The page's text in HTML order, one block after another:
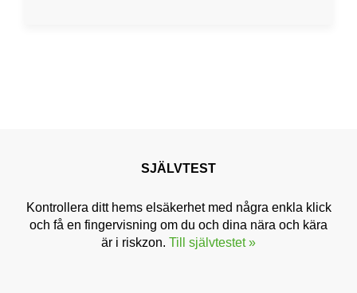
SJÄLVTEST
Kontrollera ditt hems elsäkerhet med några enkla klick
och få en fingervisning om du och dina nära och kära
är i riskzon. Till självtestet »